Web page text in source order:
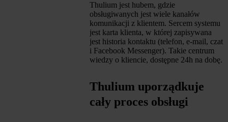
Thulium jest hubem, gdzie
obsługiwanych jest wiele kanałów
komunikacji z klientem. Sercem systemu
jest karta klienta, w której zapisywana
jest historia kontaktu (telefon, e-mail, czat
i Facebook Messenger). Takie centrum
wiedzy o kliencie, dostępne 24h na dobę.
Thulium uporządkuje
cały proces obsługi